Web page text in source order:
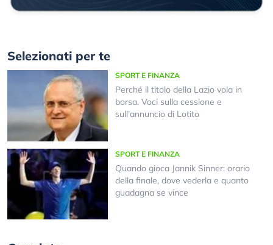
Selezionati per te
SPORT E FINANZA
Perché il titolo della Lazio vola in
borsa. Voci sulla cessione e
sull’annuncio di Lotito
SPORT E FINANZA
Quando gioca Jannik Sinner: orario
della finale, dove vederla e quanto
guadagna se vince